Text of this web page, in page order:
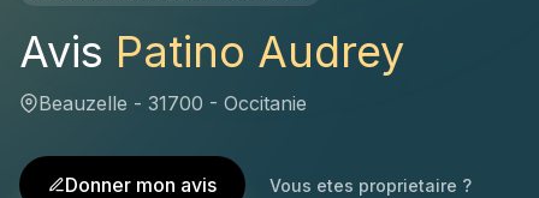
Avis Patino Audrey
Beauzelle - 31700 - Occitanie
Donner mon avis Vous etes proprietaire ?